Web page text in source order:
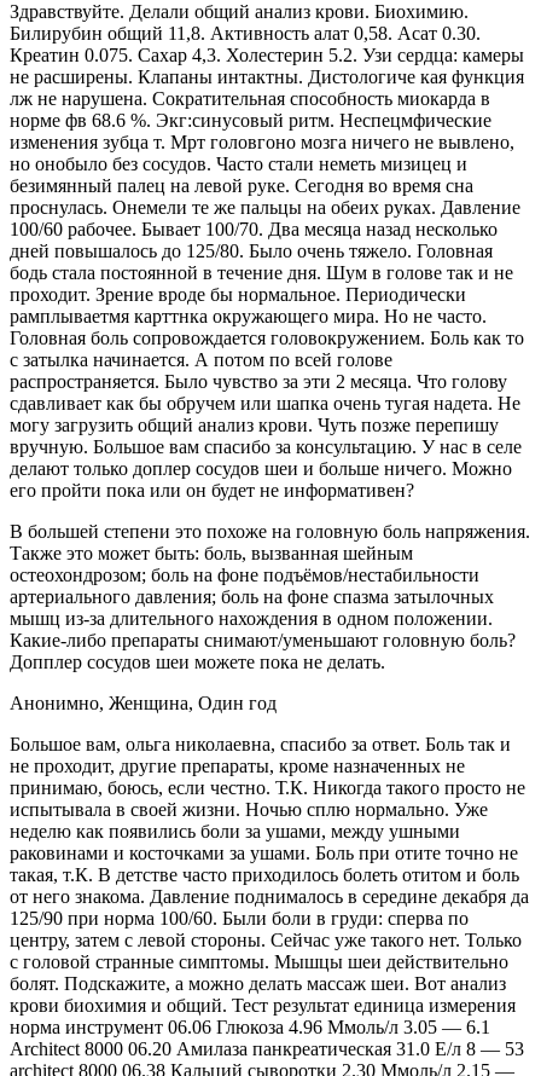
Здравствуйте. Делали общий анализ крови. Биохимию.
Билирубин общий 11,8. Активность алат 0,58. Асат 0.30.
Креатин 0.075. Сахар 4,3. Холестерин 5.2. Узи сердца: камеры
не расширены. Клапаны интактны. Дистологиче кая функция
лж не нарушена. Сократительная способность миокарда в
норме фв 68.6 %. Экг:синусовый ритм. Неспецмфические
изменения зубца т. Мрт головгоно мозга ничего не вывлено,
но онобыло без сосудов. Часто стали неметь мизицец и
безимянный палец на левой руке. Сегодня во время сна
проснулась. Онемели те же пальцы на обеих руках. Давление
100/60 рабочее. Бывает 100/70. Два месяца назад несколько
дней повышалось до 125/80. Было очень тяжело. Головная
бодь стала постоянной в течение дня. Шум в голове так и не
проходит. Зрение вроде бы нормальное. Периодически
рамплываетмя карттнка окружающего мира. Но не часто.
Головная боль сопровождается головокружением. Боль как то
с затылка начинается. А потом по всей голове
распространяется. Было чувство за эти 2 месяца. Что голову
сдавливает как бы обручем или шапка очень тугая надета. Не
могу загрузить общий анализ крови. Чуть позже перепишу
вручную. Большое вам спасибо за консультацию. У нас в селе
делают только доплер сосудов шеи и больше ничего. Можно
его пройти пока или он будет не информативен?
В большей степени это похоже на головную боль напряжения.
Также это может быть: боль, вызванная шейным
остеохондрозом; боль на фоне подъёмов/нестабильности
артериального давления; боль на фоне спазма затылочных
мышц из-за длительного нахождения в одном положении.
Какие-либо препараты снимают/уменьшают головную боль?
Допплер сосудов шеи можете пока не делать.
Анонимно, Женщина, Один год
Большое вам, ольга николаевна, спасибо за ответ. Боль так и
не проходит, другие препараты, кроме назначенных не
принимаю, боюсь, если честно. Т.К. Никогда такого просто не
испытывала в своей жизни. Ночью сплю нормально. Уже
неделю как появились боли за ушами, между ушными
раковинами и косточками за ушами. Боль при отите точно не
такая, т.К. В детстве часто приходилось болеть отитом и боль
от него знакома. Давление поднималось в середине декабря да
125/90 при норма 100/60. Были боли в груди: сперва по
центру, затем с левой стороны. Сейчас уже такого нет. Только
с головой странные симптомы. Мышцы шеи действительно
болят. Подскажите, а можно делать массаж шеи. Вот анализ
крови биохимия и общий. Тест результат единица измерения
норма инструмент 06.06 Глюкоза 4.96 Ммоль/л 3.05 — 6.1
Architect 8000 06.20 Амилаза панкреатическая 31.0 Е/л 8 — 53
architect 8000 06.38 Кальций сыворотки 2.30 Ммоль/л 2.15 —